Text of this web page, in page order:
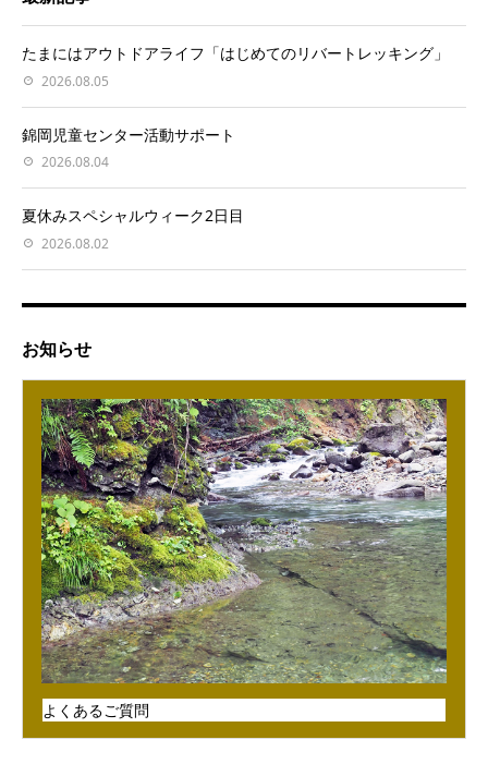
たまにはアウトドアライフ「はじめてのリバートレッキング」
2026.08.05
錦岡児童センター活動サポート
2026.08.04
夏休みスペシャルウィーク2日目
2026.08.02
お知らせ
よくあるご質問